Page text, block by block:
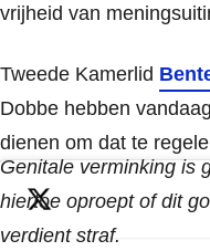
vrijheid van
Tweede Kamerlid
Dobbe hebben
dienen om dat te
Genitale verminking is
hiertoe oproept of dit
verdient straf.